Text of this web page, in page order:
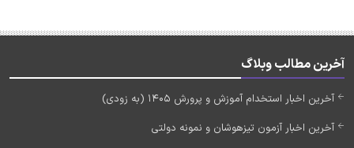
آخرین مطالب وبلاگ
آخرین اخبار استخدام آموزش و پرورش 1405 (به زودی)
آخرین اخبار آزمون تیزهوشان و نمونه دولتی